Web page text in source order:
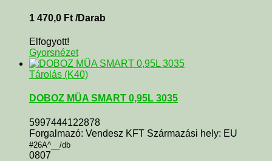
1 470,0 Ft /Darab
Elfogyott!
Gyorsnézet
Tárolás (K40)
DOBOZ MÜA SMART 0,95L 3035
5997444122878
Forgalmazó: Vendesz KFT Származási hely: EU
#26A^__/db
0807